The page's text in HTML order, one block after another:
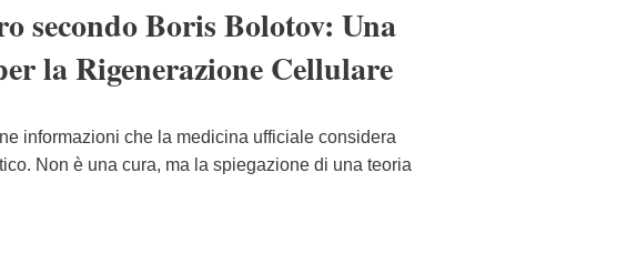
secondo Boris Bolotov: Una
la Rigenerazione Cellulare
informazioni che la medicina ufficiale considera
Non è una cura, ma la spiegazione di una teoria